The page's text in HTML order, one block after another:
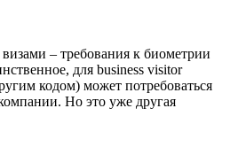
– требования к биометрии
для business visitor
кодом) может потребоваться
Но это уже другая